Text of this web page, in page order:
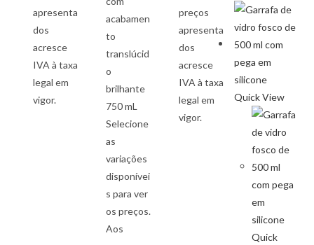
apresenta
dos
acresce
IVA à taxa
legal em
vigor.
acabamen
to
translúcid
o
brilhante
750 mL
Selecione
as
variações
disponívei
s para ver
os preços.
Aos
preços
apresenta
dos
acresce
IVA à taxa
legal em
vigor.
Quick View
Quick